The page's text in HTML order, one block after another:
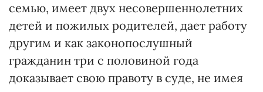
семью, имеет двух несовершеннолетних
детей и пожилых родителей, дает работу
другим и как законопослушный
гражданин три с половиной года
доказывает свою правоту в суде, не имея